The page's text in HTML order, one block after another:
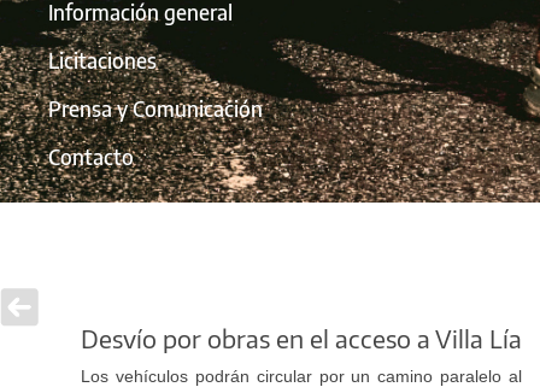
Información general
Licitaciones
Prensa y Comunicación
Contacto
Desvío por obras en el acceso a Villa Lía
Los vehículos podrán circular por un camino paralelo al